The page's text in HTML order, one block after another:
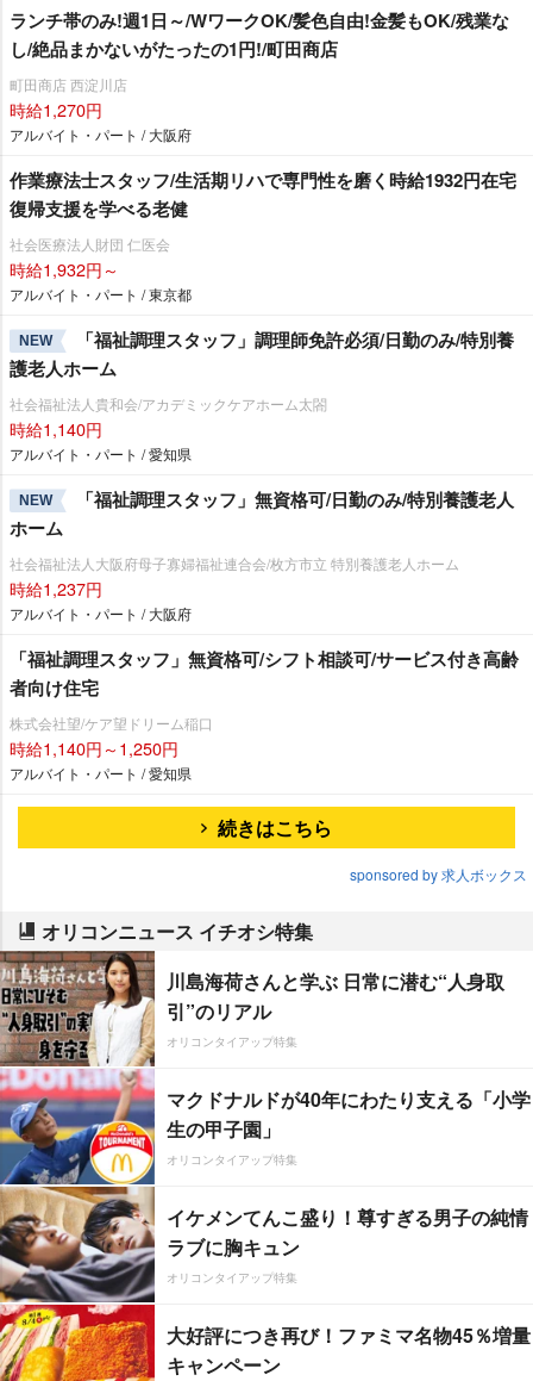
ランチ帯のみ!週1日～/WワークOK/髪色自由!金髪もOK/残業な
し/絶品まかないがたったの1円!/町田商店
町田商店 西淀川店
時給1,270円
アルバイト・パート / 大阪府
作業療法士スタッフ/生活期リハで専門性を磨く時給1932円在宅
復帰支援を学べる老健
社会医療法人財団 仁医会
時給1,932円～
アルバイト・パート / 東京都
NEW
「福祉調理スタッフ」調理師免許必須/日勤のみ/特別養
護老人ホーム
社会福祉法人貴和会/アカデミックケアホーム太閤
時給1,140円
アルバイト・パート / 愛知県
NEW
「福祉調理スタッフ」無資格可/日勤のみ/特別養護老人
ホーム
社会福祉法人大阪府母子寡婦福祉連合会/枚方市立 特別養護老人ホーム
時給1,237円
アルバイト・パート / 大阪府
「福祉調理スタッフ」無資格可/シフト相談可/サービス付き高齢
者向け住宅
株式会社望/ケア望ドリーム稲口
時給1,140円～1,250円
アルバイト・パート / 愛知県
続きはこちら
sponsored by 求人ボックス
オリコンニュース イチオシ特集
川島海荷さんと学ぶ 日常に潜む“人身取
引”のリアル
オリコンタイアップ特集
マクドナルドが40年にわたり支える「小学
生の甲子園」
オリコンタイアップ特集
イケメンてんこ盛り！尊すぎる男子の純情
ラブに胸キュン
オリコンタイアップ特集
大好評につき再び！ファミマ名物45％増量
キャンペーン